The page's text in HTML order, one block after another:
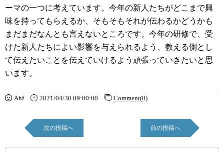
ーマの一つに考えています。今年の新人たちがどこまで興
味を持ってもらえるか、そもそもそれが伝わるかどうかも
まだまだなんとも言えないところです。今年の研修で、受
けた新人たちによい影響を与えられるよう、教える側とし
て伝えたいことを伝えていけるよう頑張っていきたいと思
います。
Ahf 2021/04/30 09:00:00 Comment(0)
次の投稿へ 前の投稿へ